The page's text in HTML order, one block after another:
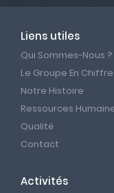
Liens utiles
Qui Sommes-Nous ?
Le Groupe En
Notre Histoire
Ressources
Qualité
Contact
Activités